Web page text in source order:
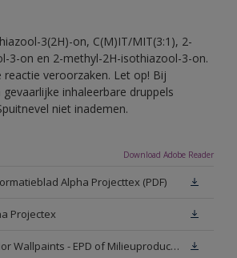
3(2H)-on, C(M)IT/MIT(3:1), 2-
3-on en 2-methyl-2H-isothiazool-3-on.
reactie veroorzaken. Let op! Bij
inhaleerbare druppels
niet inademen.
Download Adobe Reader
Alpha Projecttex (PDF)
Projectex
Sikkens Interior Wallpaints - EPD of Milieuproductverklaring